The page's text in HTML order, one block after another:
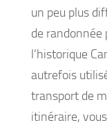
un peu plus
de randonnée
l’historique
autrefois
transport de
itinéraire,